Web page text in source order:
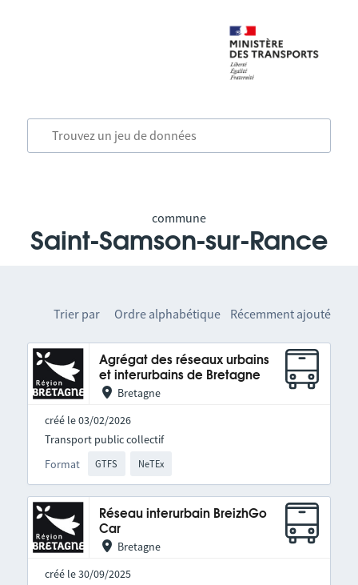
commune
Saint-Samson-sur-Rance
Trier par Ordre alphabétique Récemment ajouté
Agrégat des réseaux urbains
et interurbains de Bretagne
Bretagne
créé le 03/02/2026
Format GTFS NeTEx
Transport public collectif
Réseau interurbain BreizhGo
Car
Bretagne
créé le 30/09/2025